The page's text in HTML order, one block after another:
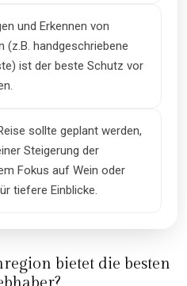
und Erkennen von
(z.B. handgeschriebene
ist der beste Schutz vor
sollte geplant werden,
Steigerung der
Fokus auf Wein oder
tiefere Einblicke.
bietet die besten